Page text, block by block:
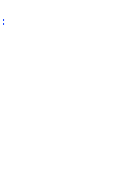
: